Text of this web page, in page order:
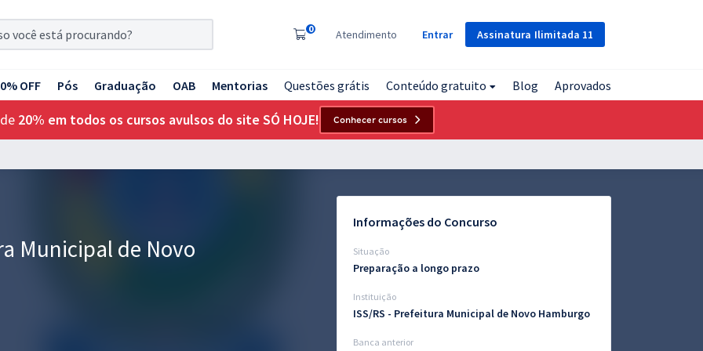
Assinatura Ilimitada 11
0 Atendimento Entrar
OFF Pós Graduação OAB Mentorias Questões grátis Conteúdo gratuito Blog Aprovados
20% em todos os cursos avulsos do site SÓ HOJE! Conhecer cursos
Municipal de Novo
Informações do Concurso
Situação
Preparação a longo prazo
Instituição
ISS/RS - Prefeitura Municipal de Novo Hamburgo
Banca anterior